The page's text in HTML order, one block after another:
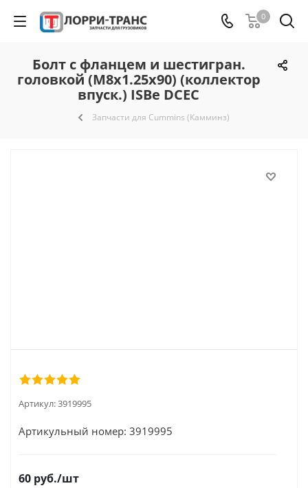
0
Болт с фланцем и шестигран.
головкой (М8х1.25х90) (коллектор
впуск.) ISBe DCEC
Запчасти для Cummins (Камминз)
Артикул:3919995
Артикульный номер: 3919995
60 руб./шт